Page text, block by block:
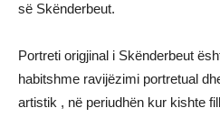
së Skënderbeut.
Portreti origjinal i Skënderbeut
habitshme ravijëzimi portretual
artistik , në periudhën kur kishte